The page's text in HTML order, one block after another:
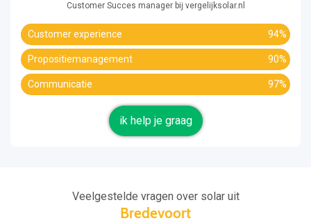
Customer Succes manager bij vergelijksolar.nl
Customer experience 94%
Propositiemanagement 90%
Communicatie 97%
ik help je graag
Veelgestelde vragen over solar uit
Bredevoort